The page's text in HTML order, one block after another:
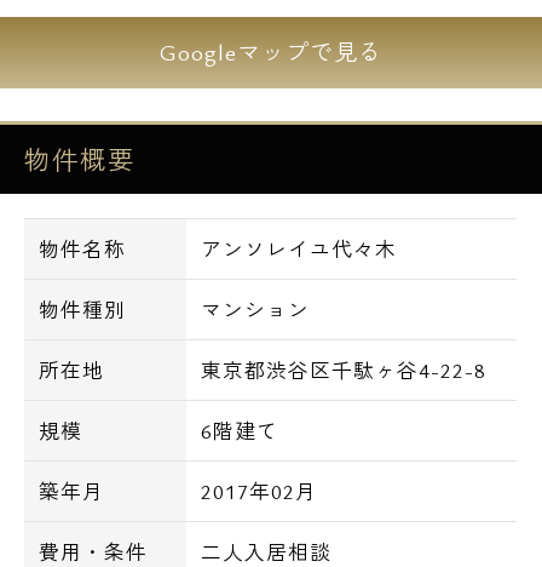
代々木駅や千駄ヶ谷駅も利用可能なフレキシ
ブルな立地に位置しております。
分譲マンションのようなどっしりとした印象
の外観、エントランスには防犯カメラもあ
り、セキュリティ対策も施しております。
～共用設備～
オートロック、宅配ロッカー、防犯カメラ、
エレベーター、ごみ置場
モニター付きインターホン、玄関ディンプル
キー、フローリング、システムキッチン、2
口ガスコンロ(3口は一部住戸のみ)、追焚バ
ス、浴室換気乾燥機、シャワートイレ
Googleマップで見る
物件概要
物件名称 アンソレイユ代々木
物件種別 マンション
所在地 東京都渋谷区千駄ヶ谷4-22-8
規模 6階建て
築年月 2017年02月
費用・条件 二人入居相談